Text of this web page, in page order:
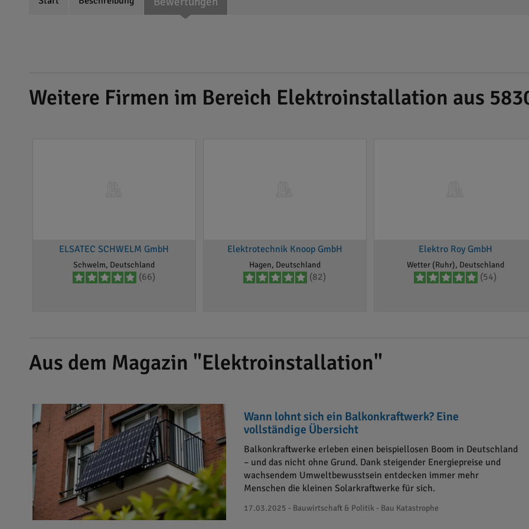
Weitere Firmen im Bereich Elektroinstallation aus
ELSATEC SCHWELM GmbH
Schwelm, Deutschland
(66)
Elektrotechnik Knoop GmbH
Hagen, Deutschland
(82)
Elektro Roy GmbH
Wetter (Ruhr), Deutschland
(54)
Aus dem Magazin "Elektroinstallation"
Wann lohnt sich ein Balkonkraftwerk? Eine
vollständige Übersicht
Balkonkraftwerke erleben einen beispiellosen Boom in Deutschland
– und das nicht ohne Grund. Dank steigender Energiepreise und
wachsendem Umweltbewusstsein entdecken immer mehr
Menschen die kleinen Solarkraftwerke für sich.
17.03.2025 - Bauwirtschaft & Politik - Bau Katastrophe